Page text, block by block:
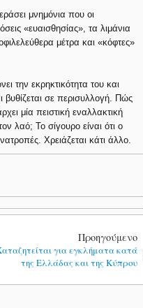
μνημόνια που οι
«ευαισθησίας», τα λιμάνια
μέτρα και «κόφτες»
την εκρηκτικότητα του και
βυθίζεται σε περισυλλογή. Πώς
μία πειστική εναλλακτική
λαό; Το σίγουρο είναι ότι ο
Χρειάζεται κάτι άλλο.
Προηγούμενο
για εγκλήματα κατά
της Ελλάδας και της Κύπρου